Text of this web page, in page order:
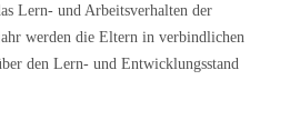
Lern- und Arbeitsverhalten der
werden die Eltern in verbindlichen
den Lern- und Entwicklungsstand